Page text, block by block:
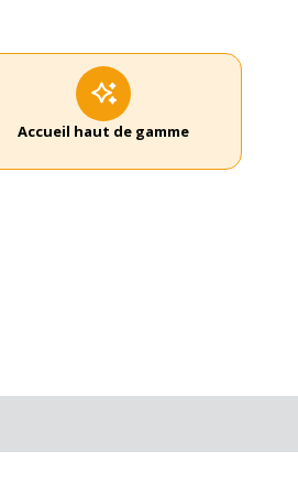
Accueil haut de gamme